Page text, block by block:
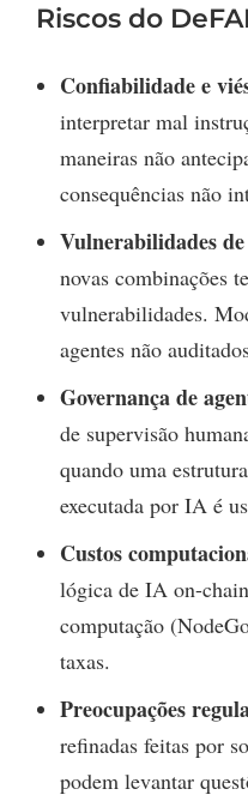
Riscos do DeFAI
Confiabilidade e
interpretar mal
maneiras não
consequências não
Vulnerabilidades
novas combinações
vulnerabilidades.
agentes não
Governança de
de supervisão
quando uma
executada por IA é
Custos
lógica de IA on-
computação
taxas.
Preocupações
refinadas feitas por
podem levantar